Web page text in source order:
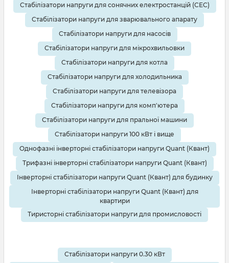
Стабілізатори напруги для сонячних електростанцій (СЕС)
Стабілізатори напруги для зварювального апарату
Стабілізатори напруги для насосів
Стабілізатори напруги для мікрохвильовки
Стабілізатори напруги для котла
Стабілізатори напруги для холодильника
Стабілізатори напруги для телевізора
Стабілізатори напруги для комп'ютера
Стабілізатори напруги для пральної машини
Стабілізатори напруги 100 кВт і вище
Однофазні інверторні стабілізатори напруги Quant (Квант)
Трифазні інверторні стабілізатори напруги Quant (Квант)
Інверторні стабілізатори напруги Quant (Квант) для будинку
Інверторні стабілізатори напруги Quant (Квант) для
квартири
Тиристорні стабілізатори напруги для промисловості
Стабілізатори напруги 0.30 кВт